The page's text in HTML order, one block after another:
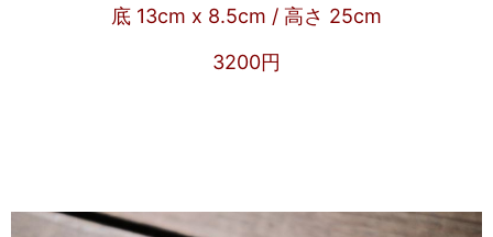
底 13cm x 8.5cm / 高さ 25cm
3200円